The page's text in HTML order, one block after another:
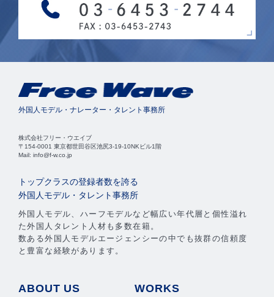
外国人モデル・ナレーター・タレント事務所
株式会社フリー・ウエイブ
〒154-0001 東京都世田谷区池尻3-19-10NKビル1階
Mail: info@f-w.co.jp
トップクラスの登録者数を誇る
外国人モデル・タレント事務所
外国人モデル、ハーフモデルなど幅広い年代層と個性溢れ
た外国人タレント人材も多数在籍。
数ある外国人モデルエージェンシーの中でも抜群の信頼度
と豊富な経験があります。
ABOUT US WORKS